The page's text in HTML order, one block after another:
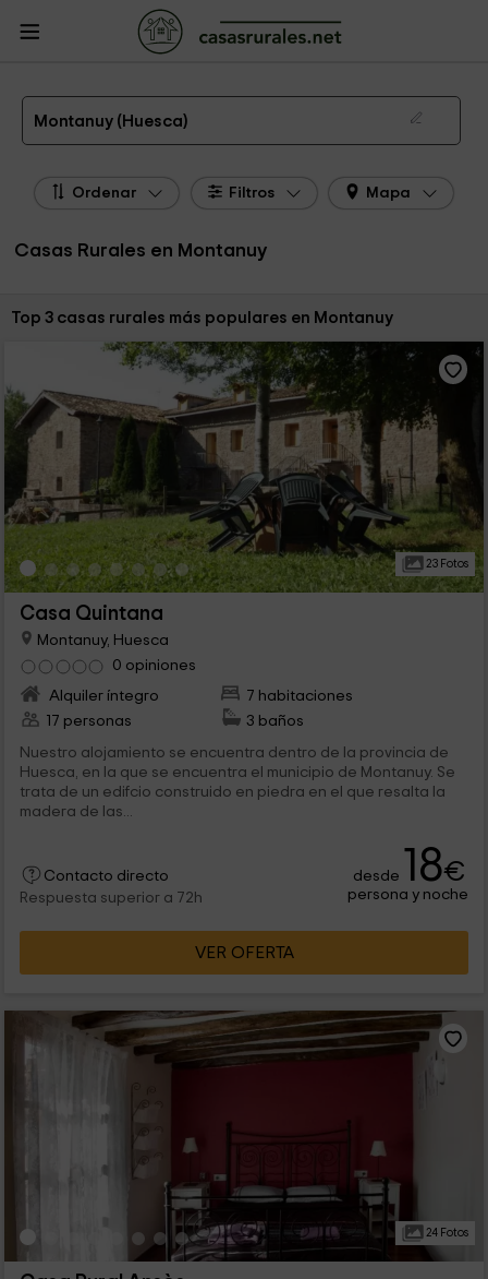
Casas Rurales
Huesca
Casas Rurales Montanuy
Las 3 mejores casas rurales en Montanuy de 2026
Montanuy (Huesca)
Ordenar Filtros Mapa
Casas Rurales en Montanuy
Ordenar por:
Top 3 casas rurales más populares en Montanuy
23 Fotos
Casa Quintana
Montanuy, Huesca
0 opiniones
Alquiler íntegro
7 habitaciones
17 personas
3 baños
Nuestro alojamiento se encuentra dentro de la provincia de
Huesca, en la que se encuentra el municipio de Montanuy. Se
trata de un edifcio construido en piedra en el que resalta la
madera de las...
Contacto directo
Respuesta superior a 72h
desde 18€
persona y noche
VER OFERTA
24 Fotos